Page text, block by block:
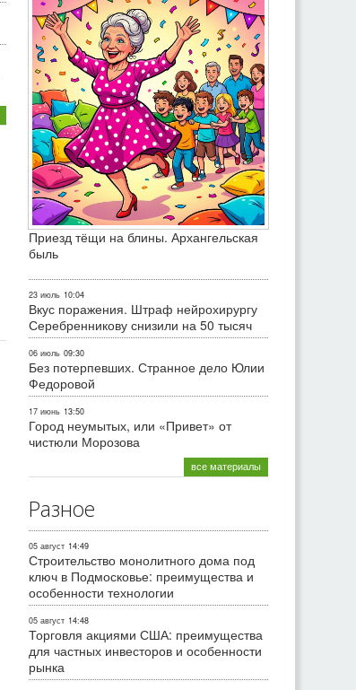
Приезд тёщи на блины. Архангельская
быль
23 июль 10:04
Вкус поражения. Штраф нейрохирургу
Серебренникову снизили на 50 тысяч
06 июль 09:30
Без потерпевших. Странное дело Юлии
Федоровой
17 июнь 13:50
Город неумытых, или «Привет» от
чистюли Морозова
все материалы
Разное
05 август 14:49
Строительство монолитного дома под
ключ в Подмосковье: преимущества и
особенности технологии
05 август 14:48
Торговля акциями США: преимущества
для частных инвесторов и особенности
рынка